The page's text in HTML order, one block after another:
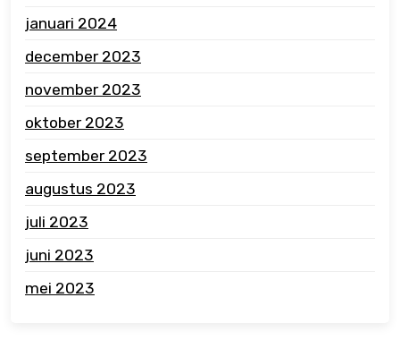
januari 2024
december 2023
november 2023
oktober 2023
september 2023
augustus 2023
juli 2023
juni 2023
mei 2023